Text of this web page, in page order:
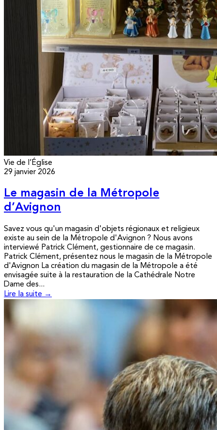
Vie de l’Église
29 janvier 2026
Le magasin de la Métropole
d’Avignon
Savez vous qu'un magasin d'objets régionaux et religieux
existe au sein de la Métropole d'Avignon ? Nous avons
interviewé Patrick Clément, gestionnaire de ce magasin.
Patrick Clément, présentez nous le magasin de la Métropole
d'Avignon La création du magasin de la Métropole a été
envisagée suite à la restauration de la Cathédrale Notre
Dame des...
Lire la suite →